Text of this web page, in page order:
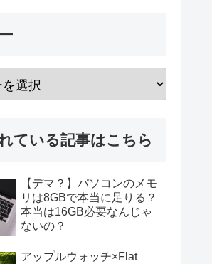
ている記事はこちら
【デマ？】パソコンのメモ
リは8GBで本当に足りる？
本当は16GB必要なんじゃ
ないの？
アップルウォッチ×Flat